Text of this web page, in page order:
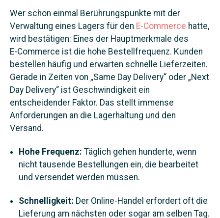
Wer schon einmal Berührungspunkte mit der
Verwaltung eines Lagers für den E‑Commerce hatte,
wird bestätigen: Eines der Hauptmerkmale des
E‑Commerce ist die hohe Bestellfrequenz. Kunden
bestellen häufig und erwarten schnelle Lieferzeiten.
Gerade in Zeiten von „Same Day Delivery“ oder „Next
Day Delivery“ ist Geschwindigkeit ein
entscheidender Faktor. Das stellt immense
Anforderungen an die Lagerhaltung und den
Versand.
Hohe Frequenz: Täglich gehen hunderte, wenn
nicht tausende Bestellungen ein, die bearbeitet
und versendet werden müssen.
Schnelligkeit: Der Online-Handel erfordert oft die
Lieferung am nächsten oder sogar am selben Tag.